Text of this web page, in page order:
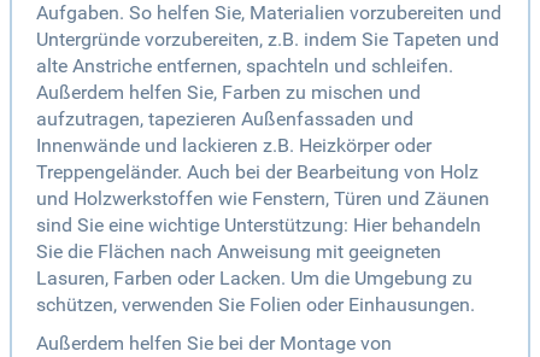
Aufgaben. So helfen Sie, Materialien vorzubereiten und
Untergründe vorzubereiten, z.B. indem Sie Tapeten und
alte Anstriche entfernen, spachteln und schleifen.
Außerdem helfen Sie, Farben zu mischen und
aufzutragen, tapezieren Außenfassaden und
Innenwände und lackieren z.B. Heizkörper oder
Treppengeländer. Auch bei der Bearbeitung von Holz
und Holzwerkstoffen wie Fenstern, Türen und Zäunen
sind Sie eine wichtige Unterstützung: Hier behandeln
Sie die Flächen nach Anweisung mit geeigneten
Lasuren, Farben oder Lacken. Um die Umgebung zu
schützen, verwenden Sie Folien oder Einhausungen.
Außerdem helfen Sie bei der Montage von